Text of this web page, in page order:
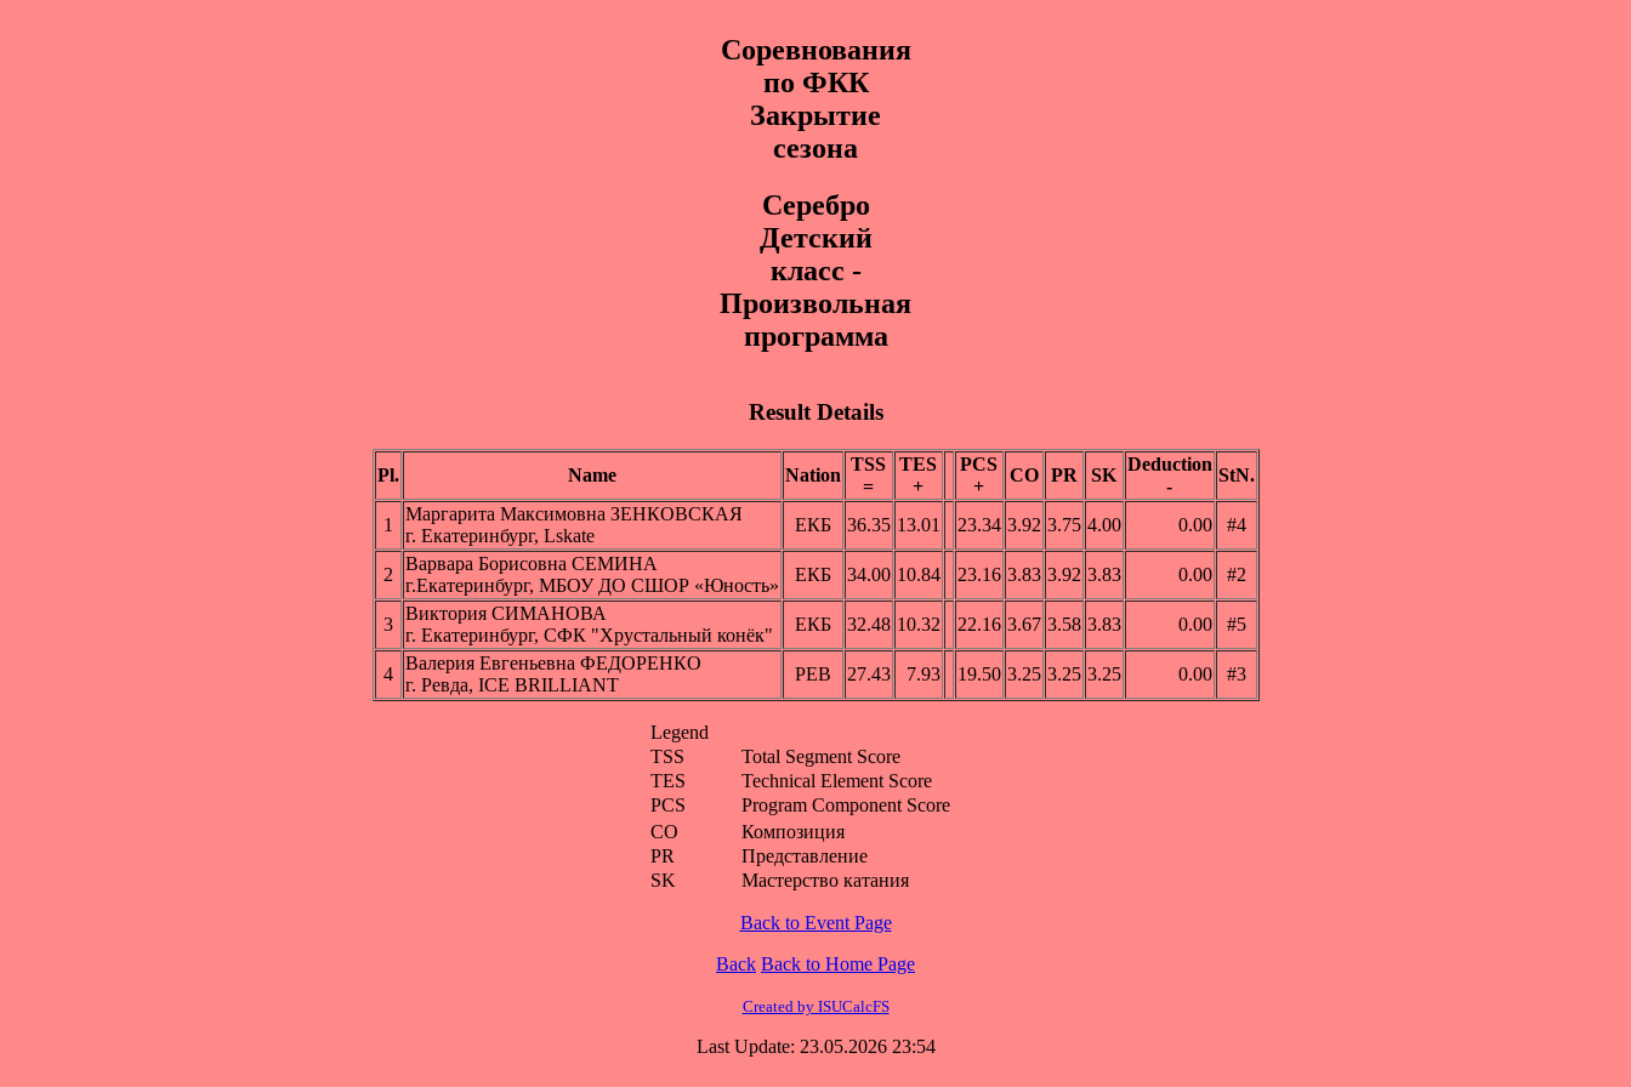
Соревнования
по ФКК
Закрытие
сезона
Cepeбpo
Дeтcкий
клacc -
Произвольная
программа
Result Details
Pl. Name Nation
TSS
=
TES
+
PCS
+
CO PR SK
Deduction
-
StN.
1
Маргарита Максимовна ЗЕНКОВСКАЯ
г. Екатеринбург, Lskate
ЕКБ 36.35 13.01 23.34 3.92 3.75 4.00 0.00 #4
2
Варвара Борисовна СЕМИНА
г.Екатеринбург, МБОУ ДО СШОР «Юность»
ЕКБ 34.00 10.84 23.16 3.83 3.92 3.83 0.00 #2
3
Виктория СИМАНОВА
г. Екатеринбург, СФК "Хрустальный конёк"
ЕКБ 32.48 10.32 22.16 3.67 3.58 3.83 0.00 #5
4
Валерия Евгеньевна ФЕДОРЕНКО
г. Ревда, ICE BRILLIANT
РЕВ 27.43 7.93 19.50 3.25 3.25 3.25 0.00 #3
Legend
TSS
Total Segment Score
TES
Technical Element Score
PCS
Program Component Score
CO
Композиция
PR
Представление
SK
Мастерство катания
Back to Event Page
Back Back to Home Page
Created by ISUCalcFS
Last Update: 23.05.2026 23:54